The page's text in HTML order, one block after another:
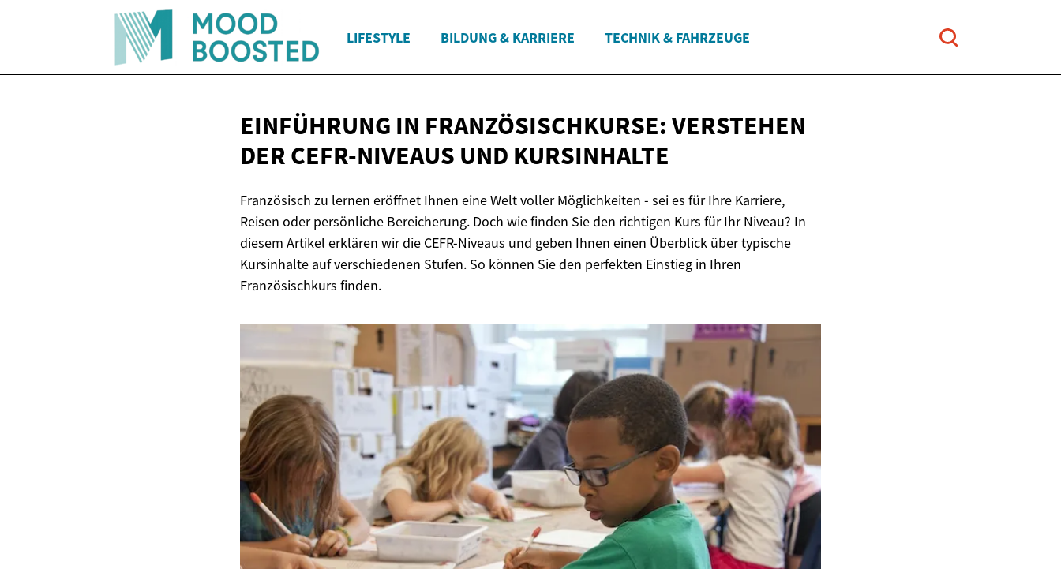
LIFESTYLE BILDUNG & KARRIERE TECHNIK & FAHRZEUGE
EINFÜHRUNG IN FRANZÖSISCHKURSE: VERSTEHEN
DER CEFR-NIVEAUS UND KURSINHALTE
Französisch zu lernen eröffnet Ihnen eine Welt voller Möglichkeiten - sei es für Ihre Karriere,
Reisen oder persönliche Bereicherung. Doch wie finden Sie den richtigen Kurs für Ihr Niveau? In
diesem Artikel erklären wir die CEFR-Niveaus und geben Ihnen einen Überblick über typische
Kursinhalte auf verschiedenen Stufen. So können Sie den perfekten Einstieg in Ihren
Französischkurs finden.